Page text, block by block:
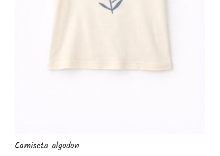
Camiseta algodon